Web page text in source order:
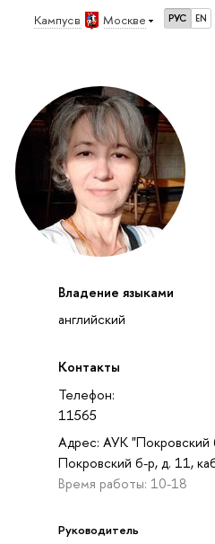
Кампус в Москве РУС EN
Владение языками
английский
Контакты
Телефон:
11565
Адрес: АУК "Покровский
Покровский б-р, д. 11,
Время работы: 10-18
Руководитель